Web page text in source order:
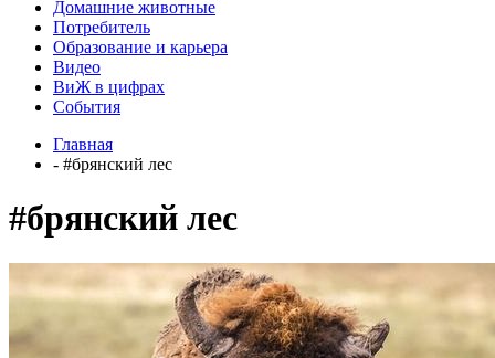
Домашние животные
Потребитель
Образование и карьера
Видео
ВиЖ в цифрах
События
Главная
- #брянский лес
#брянский лес